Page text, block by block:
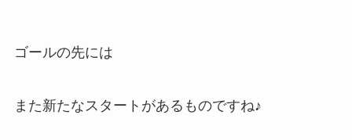
ゴールの先には
また新たなスタートがあるものですね♪